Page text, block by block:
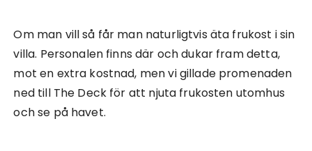
Om man vill så får man naturligtvis äta frukost i sin
villa. Personalen finns där och dukar fram detta,
mot en extra kostnad, men vi gillade promenaden
ned till The Deck för att njuta frukosten utomhus
och se på havet.